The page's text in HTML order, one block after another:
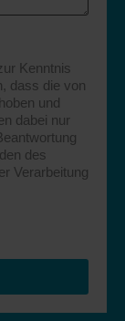
Kenntnis
dass die von
und
dabei nur
des
Verarbeitung